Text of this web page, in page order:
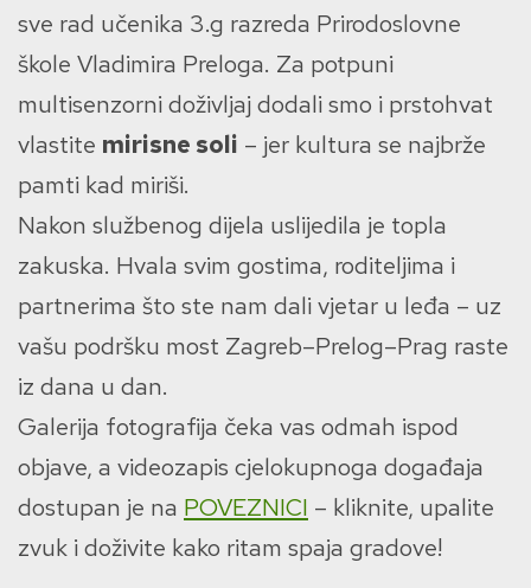
sve rad učenika 3.g razreda Prirodoslovne
škole Vladimira Preloga. Za potpuni
multisenzorni doživljaj dodali smo i prstohvat
vlastite mirisne soli – jer kultura se najbrže
pamti kad miriši.
Nakon službenog dijela uslijedila je topla
zakuska. Hvala svim gostima, roditeljima i
partnerima što ste nam dali vjetar u leđa – uz
vašu podršku most Zagreb–Prelog–Prag raste
iz dana u dan.
Galerija fotografija čeka vas odmah ispod
objave, a videozapis cjelokupnoga događaja
dostupan je na POVEZNICI – kliknite, upalite
zvuk i doživite kako ritam spaja gradove!